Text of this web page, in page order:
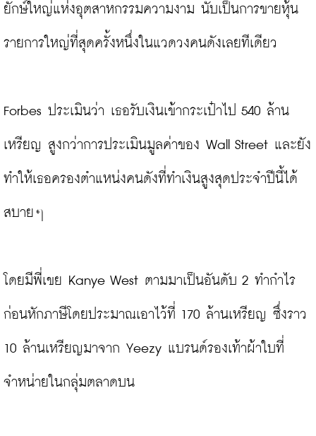
ยักษ์ใหญ่แห่งอุตสาหกรรมความงาม นับเป็นการขายหุ้น
รายการใหญ่ที่สุดครั้งหนึ่งในแวดวงคนดังเลยทีเดียว
Forbes ประเมินว่า เธอรับเงินเข้ากระเป๋าไป 540 ล้าน
เหรียญ สูงกว่าการประเมินมูลค่าของ Wall Street และยัง
ทำให้เธอครองตำแหน่งคนดังที่ทำเงินสูงสุดประจำปีนี้ได้
สบายๆ
โดยมีพี่เขย Kanye West ตามมาเป็นอันดับ 2 ทำกำไร
ก่อนหักภาษีโดยประมาณเอาไว้ที่ 170 ล้านเหรียญ ซึ่งราว
10 ล้านเหรียญมาจาก Yeezy แบรนด์รองเท้าผ้าใบที่
จำหน่ายในกลุ่มตลาดบน